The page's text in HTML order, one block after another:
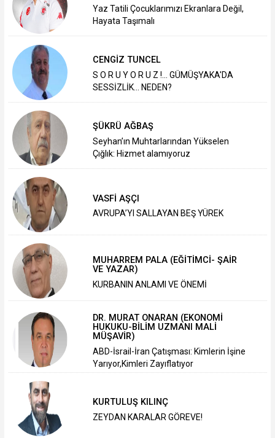
Yaz Tatili Çocuklarımızı Ekranlara Değil,
Hayata Taşımalı
CENGİZ TUNCEL
S O R U Y O R U Z !... GÜMÜŞYAKA'DA
SESSİZLİK... NEDEN?
ŞÜKRÜ AĞBAŞ
Seyhan’ın Muhtarlarından Yükselen
Çığlık: Hizmet alamıyoruz
VASFİ AŞÇI
AVRUPA’YI SALLAYAN BEŞ YÜREK
MUHARREM PALA (EĞİTİMCİ- ŞAİR
VE YAZAR)
KURBANIN ANLAMI VE ÖNEMİ
DR. MURAT ONARAN (EKONOMİ
HUKUKU-BİLİM UZMANI MALİ
MÜŞAVİR)
ABD-İsrail-İran Çatışması: Kimlerin İşine
Yarıyor,Kimleri Zayıflatıyor
KURTULUŞ KILINÇ
ZEYDAN KARALAR GÖREVE!